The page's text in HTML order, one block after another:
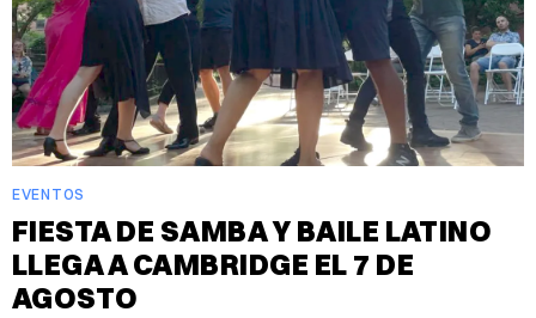
EVENTOS
FIESTA DE SAMBA Y BAILE LATINO
LLEGA A CAMBRIDGE EL 7 DE
AGOSTO